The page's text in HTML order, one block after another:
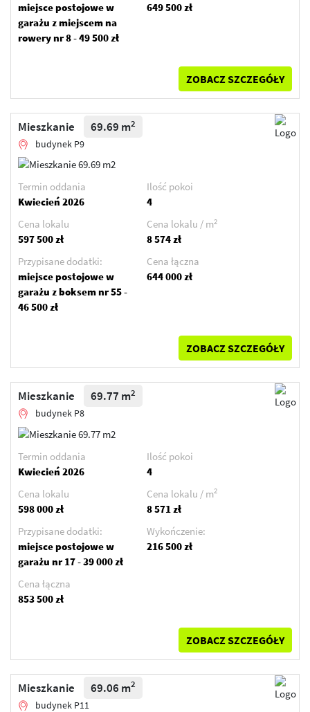
miejsce postojowe w
garażu z miejscem na
rowery nr 8 - 49 500 zł
649 500 zł
ZOBACZ SZCZEGÓŁY
Mieszkanie 69.69 m2
budynek P9
Termin oddania
Kwiecień 2026
Ilość pokoi
4
Cena lokalu
597 500 zł
Cena lokalu / m2
8 574 zł
Przypisane dodatki:
miejsce postojowe w
garażu z boksem nr 55 -
46 500 zł
Cena łączna
644 000 zł
ZOBACZ SZCZEGÓŁY
Mieszkanie 69.77 m2
budynek P8
Termin oddania
Kwiecień 2026
Ilość pokoi
4
Cena lokalu
598 000 zł
Cena lokalu / m2
8 571 zł
Przypisane dodatki:
miejsce postojowe w
garażu nr 17 - 39 000 zł
Wykończenie:
216 500 zł
Cena łączna
853 500 zł
ZOBACZ SZCZEGÓŁY
Mieszkanie 69.06 m2
budynek P11